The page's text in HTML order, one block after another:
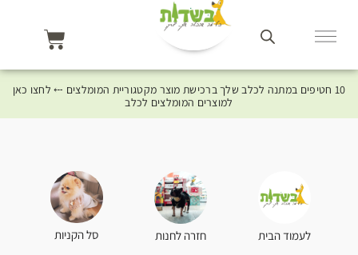
10 חטיפים במתנה לכלב שלך ברכישת מוצר מקטגוריית המומלצים ⤎ לחצו כאן
למוצרים המומלצים לכלב
לעמוד הבית חזרה לחנות סל הקניות